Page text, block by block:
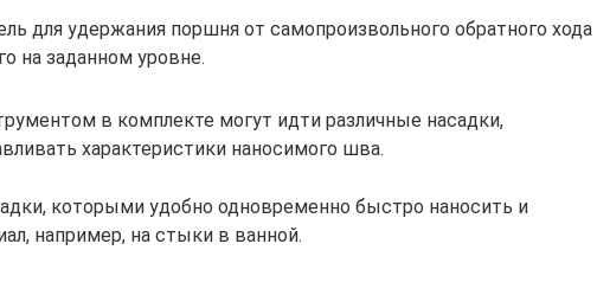
для удержания поршня от самопроизвольного обратного хода
на заданном уровне.
в комплекте могут идти различные насадки,
характеристики наносимого шва.
которыми удобно одновременно быстро наносить и
например, на стыки в ванной.